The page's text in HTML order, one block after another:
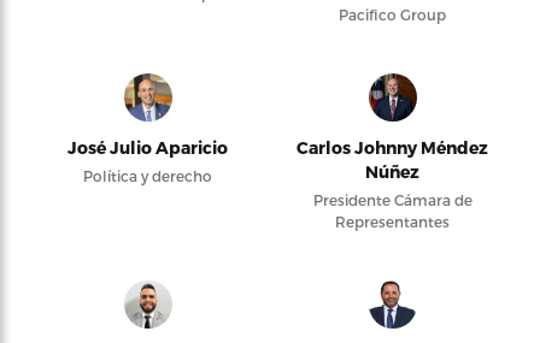
Pacifico Group
José Julio Aparicio
Política y derecho
Carlos Johnny Méndez
Núñez
Presidente Cámara de
Representantes